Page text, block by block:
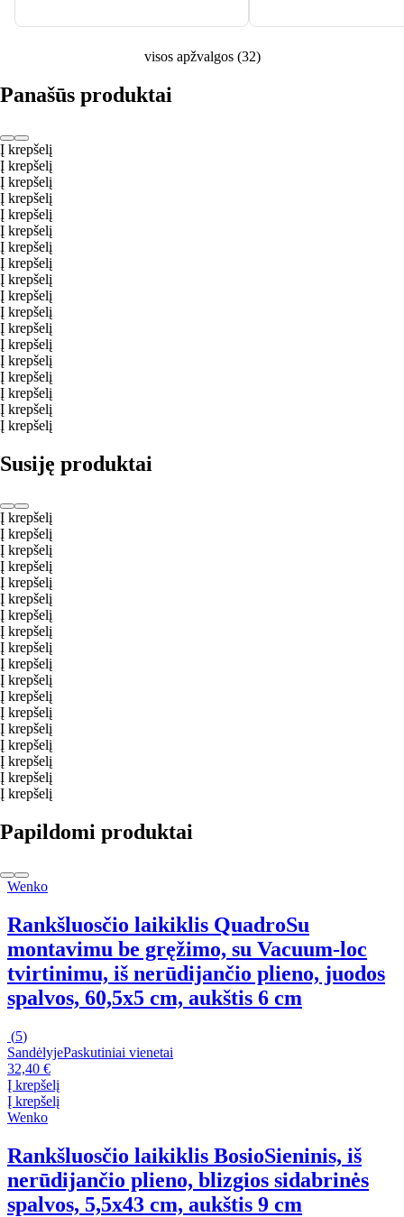
visos apžvalgos(32)
Panašūs produktai
Į krepšelį
Į krepšelį
Į krepšelį
Į krepšelį
Į krepšelį
Į krepšelį
Į krepšelį
Į krepšelį
Į krepšelį
Į krepšelį
Į krepšelį
Į krepšelį
Į krepšelį
Į krepšelį
Į krepšelį
Į krepšelį
Į krepšelį
Į krepšelį
Susiję produktai
Į krepšelį
Į krepšelį
Į krepšelį
Į krepšelį
Į krepšelį
Į krepšelį
Į krepšelį
Į krepšelį
Į krepšelį
Į krepšelį
Į krepšelį
Į krepšelį
Į krepšelį
Į krepšelį
Į krepšelį
Į krepšelį
Į krepšelį
Į krepšelį
Papildomi produktai
Wenko
Rankšluosčio laikiklis QuadroSu
montavimu be gręžimo, su Vacuum-loc
tvirtinimu, iš nerūdijančio plieno, juodos
spalvos, 60,5x5 cm, aukštis 6 cm
(5)
SandėlyjePaskutiniai vienetai
32,40 €
Į krepšelį
Į krepšelį
Wenko
Rankšluosčio laikiklis BosioSieninis, iš
nerūdijančio plieno, blizgios sidabrinės
spalvos, 5,5x43 cm, aukštis 9 cm